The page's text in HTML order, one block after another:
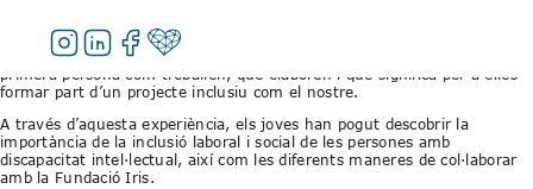
La trobada ha comptat amb la participació de les persones usuàries del
Taller Ocupacional, que han estat les encarregades d’explicar en
primera persona com treballen, què elaboren i què significa per a elles
formar part d’un projecte inclusiu com el nostre.
A través d’aquesta experiència, els joves han pogut descobrir la
importància de la inclusió laboral i social de les persones amb
discapacitat intel·lectual, així com les diferents maneres de col·laborar
amb la Fundació Iris.